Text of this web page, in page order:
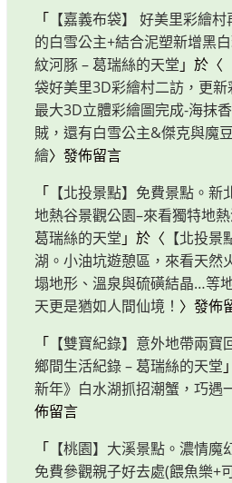
「 【嘉義布袋】 好美里彩繪
的白雪公主+結合泥塑新增黑
紋河豚 – 葛瑞絲的天堂 」於〈
袋好美里3D彩繪村二訪，更新
最大3D立體彩繪圖完成-海抹
賊，還有白雪公主&傑克與魔
繪〉發佈留言
「 【北投景點】免費景點。新
地熱谷景觀公園–來看獨特地
葛瑞絲的天堂 」於〈 【北投
湖。小油坑遊憩區，來看天然
塌地形、溫泉與硫磺結晶…等
天更是猶如人間仙境！ 〉發佈
「 【雙寶紀錄】意外地帶兩寶
鄉間生活紀錄 – 葛瑞絲的天堂
新年》白水湖抓招潮蟹，巧遇
佈留言
「 【桃園】大溪景點。濃情魔
免費參觀親子好去處(餵魚樂+